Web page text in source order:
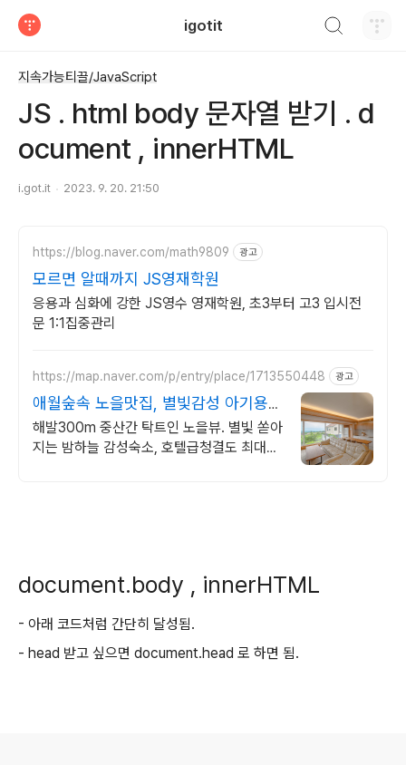
igotit
지속가능티끌/JavaScript
JS . html body 문자열 받기 . d
ocument , innerHTML
i.got.it 2023. 9. 20. 21:50
https://blog.naver.com/math9809 광고
모르면 알때까지 JS영재학원
응용과 심화에 강한 JS영수 영재학원, 초3부터 고3 입시전
문 1:1집중관리
https://map.naver.com/p/entry/place/1713550448 광고
애월숲속 노을맛집, 별빛감성 아기용품
완벽구비, 대가족
해발300m 중산간 탁트인 노을뷰. 별빛 쏟아
지는 밤하늘 감성숙소, 호텔급청결도 최대
document.body , innerHTML
- 아래 코드처럼 간단히 달성됨.
- head 받고 싶으면 document.head 로 하면 됨.